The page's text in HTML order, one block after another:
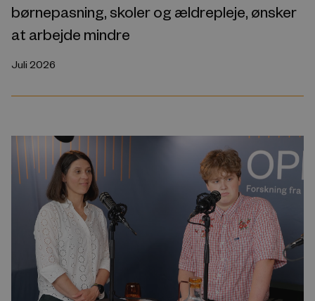
børnepasning, skoler og ældrepleje, ønsker
at arbejde mindre
Juli 2026